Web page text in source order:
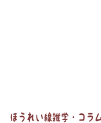
ほうれい線対策グッズ